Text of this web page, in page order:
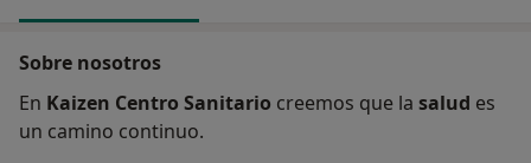
Sobre nosotros
En Kaizen Centro Sanitario creemos que la salud es
un camino continuo.